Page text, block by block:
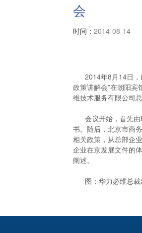
会
时间： 2014-08-14
2014年8月14日，
政策讲解会”在朝阳
维技术服务有限公司
会议开始，首先由
书。随后，北京市商
相关政策，从总部企
企业在京发展文件的
阐述。
图：华力必维总裁